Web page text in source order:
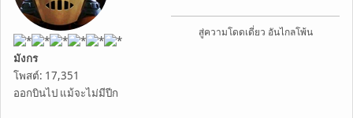
มังกร
โพสต์: 17,351
ออกบินไป แม้จะไม่มีปีก
สู่ความโดดเดี่ยว อันไกลโพ้น